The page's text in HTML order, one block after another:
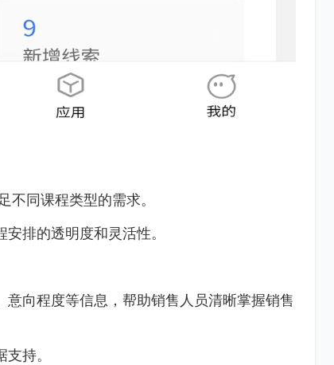
不同课程类型的需求。
排的透明度和灵活性。
向程度等信息，帮助销售人员清晰掌握销售
持。